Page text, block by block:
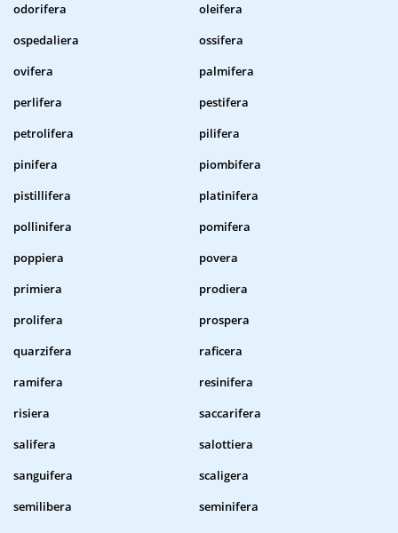
odorifera
oleifera
ospedaliera
ossifera
ovifera
palmifera
perlifera
pestifera
petrolifera
pilifera
pinifera
piombifera
pistillifera
platinifera
pollinifera
pomifera
poppiera
povera
primiera
prodiera
prolifera
prospera
quarzifera
raficera
ramifera
resinifera
risiera
saccarifera
salifera
salottiera
sanguifera
scaligera
semilibera
seminifera